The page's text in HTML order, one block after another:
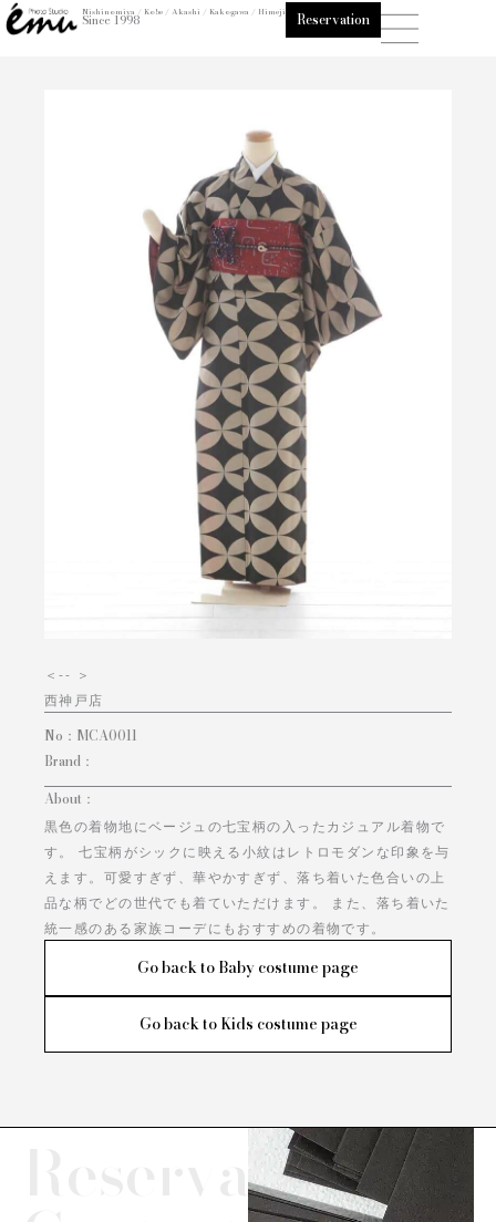
内
容
Nishinomiya / Kobe / Akashi / Kakogawa / Himeji
Since 1998 Reservation
＜-- ＞
西神戸店
No： MCA0011
Brand：
About：
黒色の着物地にベージュの七宝柄の入ったカジュアル着物で
す。 七宝柄がシックに映える小紋はレトロモダンな印象を与
えます。可愛すぎず、華やかすぎず、落ち着いた色合いの上
品な柄でどの世代でも着ていただけます。 また、落ち着いた
統一感のある家族コーデにもおすすめの着物です。
Go back to Baby costume page
Go back to Kids costume page
Reservation/